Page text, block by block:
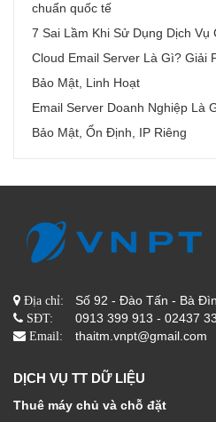
chuẩn quốc tế
7 Sai Lầm Khi Sử Dụng Dịch Vụ
Cloud Email Server Là Gì? Giải
Bảo Mật, Linh Hoạt
Email Server Doanh Nghiệp Là
Bảo Mật, Ổn Định, IP Riêng
Địa chỉ: Số 92 - Đào Tấn - Bà
SĐT: 0913 399 913 - 02437
Email: thaitm.vnpt@gmail.com
DỊCH VỤ TT DỮ LIỆU
Thuê máy chủ và chỗ đặt